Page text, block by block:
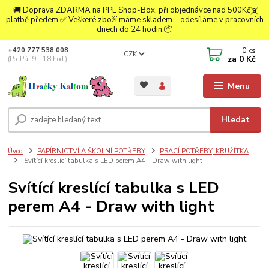
🚚 Doprava ZDARMA na PPL Shop-Box, při objednávce nad 500Kč a
platbě předem.✅ Veškeré zboží máme skladem – odesíláme v pracovních
dnech do 24 hodin.📦
Menu
CZK
Hledat
+420 777 538 008
(Po-Pá, 9 - 18 hod.)
0 ks
za 0 Kč
Úvod PAPÍRNICTVÍ A ŠKOLNÍ POTŘEBY
PSACÍ POTŘEBY, KRUŽÍTKA
Svítící kreslící tabulka s LED perem A4 - Draw with light
Svítící kreslící tabulka s LED
perem A4 - Draw with light